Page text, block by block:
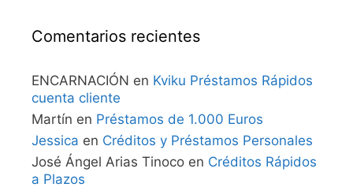
Comentarios recientes
ENCARNACIÓN en Kviku Préstamos Rápidos
cuenta cliente
Martín en Préstamos de 1.000 Euros
Jessica en Créditos y Préstamos Personales
José Ángel Arias Tinoco en Créditos Rápidos
a Plazos